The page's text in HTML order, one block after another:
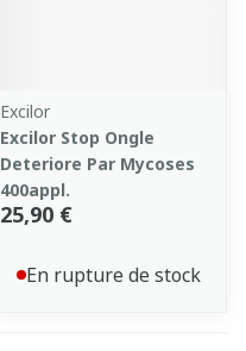
Excilor
Excilor Stop Ongle
Deteriore Par Mycoses
400appl.
25,90 €
En rupture de stock